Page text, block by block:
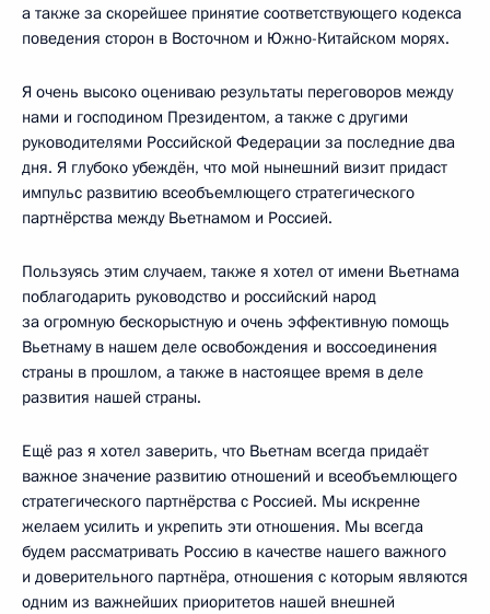
а также за скорейшее принятие соответствующего кодекса
поведения сторон в Восточном и Южно-Китайском морях.
Я очень высоко оцениваю результаты переговоров между
нами и господином Президентом, а также с другими
руководителями Российской Федерации за последние два
дня. Я глубоко убеждён, что мой нынешний визит придаст
импульс развитию всеобъемлющего стратегического
партнёрства между Вьетнамом и Россией.
Пользуясь этим случаем, также я хотел от имени Вьетнама
поблагодарить руководство и российский народ
за огромную бескорыстную и очень эффективную помощь
Вьетнаму в нашем деле освобождения и воссоединения
страны в прошлом, а также в настоящее время в деле
развития нашей страны.
Ещё раз я хотел заверить, что Вьетнам всегда придаёт
важное значение развитию отношений и всеобъемлющего
стратегического партнёрства с Россией. Мы искренне
желаем усилить и укрепить эти отношения. Мы всегда
будем рассматривать Россию в качестве нашего важного
и доверительного партнёра, отношения с которым являются
одним из важнейших приоритетов нашей внешней